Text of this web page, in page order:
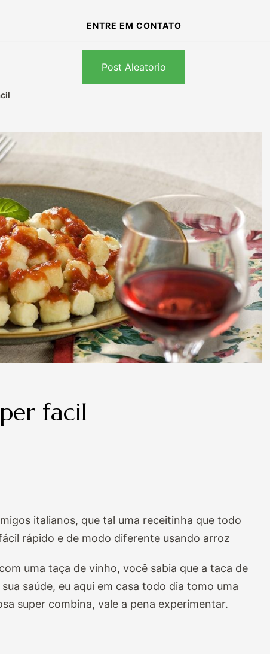
ENTRE EM CONTATO
Post Aleatorio
facil
italianos, que tal uma receitinha que todo
rápido e de modo diferente usando arroz
uma taça de vinho, você sabia que a taca de
saúde, eu aqui em casa todo dia tomo uma
super combina, vale a pena experimentar.